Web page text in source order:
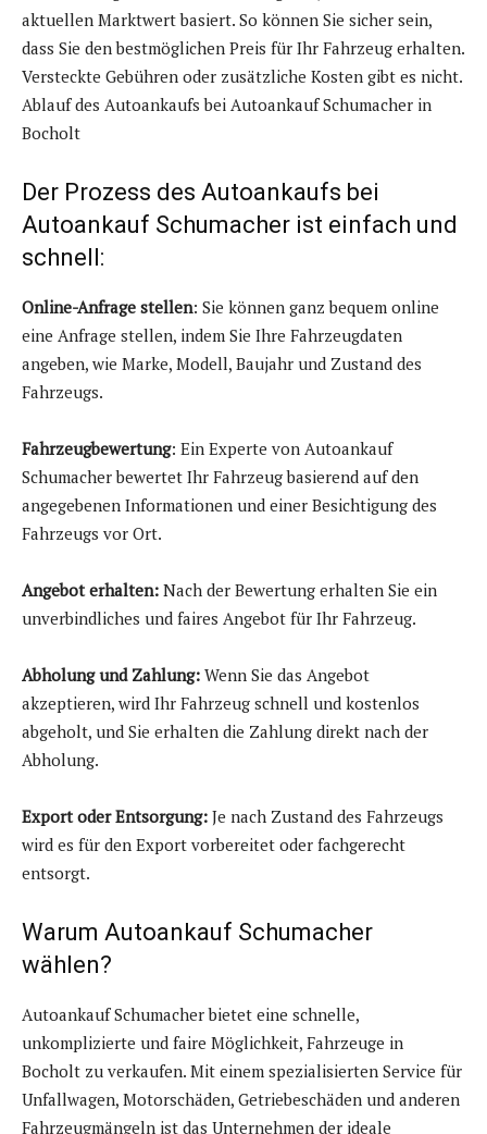
aktuellen Marktwert basiert. So können Sie sicher sein,
dass Sie den bestmöglichen Preis für Ihr Fahrzeug erhalten.
Versteckte Gebühren oder zusätzliche Kosten gibt es nicht.
Ablauf des Autoankaufs bei Autoankauf Schumacher in
Bocholt
Der Prozess des Autoankaufs bei
Autoankauf Schumacher ist einfach und
schnell:
Online-Anfrage stellen: Sie können ganz bequem online
eine Anfrage stellen, indem Sie Ihre Fahrzeugdaten
angeben, wie Marke, Modell, Baujahr und Zustand des
Fahrzeugs.
Fahrzeugbewertung: Ein Experte von Autoankauf
Schumacher bewertet Ihr Fahrzeug basierend auf den
angegebenen Informationen und einer Besichtigung des
Fahrzeugs vor Ort.
Angebot erhalten: Nach der Bewertung erhalten Sie ein
unverbindliches und faires Angebot für Ihr Fahrzeug.
Abholung und Zahlung: Wenn Sie das Angebot
akzeptieren, wird Ihr Fahrzeug schnell und kostenlos
abgeholt, und Sie erhalten die Zahlung direkt nach der
Abholung.
Export oder Entsorgung: Je nach Zustand des Fahrzeugs
wird es für den Export vorbereitet oder fachgerecht
entsorgt.
Warum Autoankauf Schumacher
wählen?
Autoankauf Schumacher bietet eine schnelle,
unkomplizierte und faire Möglichkeit, Fahrzeuge in
Bocholt zu verkaufen. Mit einem spezialisierten Service für
Unfallwagen, Motorschäden, Getriebeschäden und anderen
Fahrzeugmängeln ist das Unternehmen der ideale